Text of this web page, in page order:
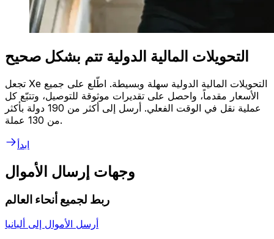
التحويلات المالية الدولية تتم بشكل صحيح
تجعل Xe التحويلات المالية الدولية سهلة وبسيطة. اطّلع على جميع
الأسعار مقدماً، واحصل على تقديرات موثوقة للتوصيل، وتتبّع كل
عملية نقل في الوقت الفعلي. أرسل إلى أكثر من 190 دولة بأكثر
من 130 عملة.
ابدأ
وجهات إرسال الأموال
ربط لجميع أنحاء العالم
أرسل الأموال إلى ألبانيا